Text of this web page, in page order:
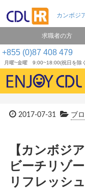
+855 (0)87 408 479
月曜~金曜 9:00~18:00(祝日を除
求職者の方
2017-07-31 ブ
【カンボジ
ビーチリゾ
リフレッシュ